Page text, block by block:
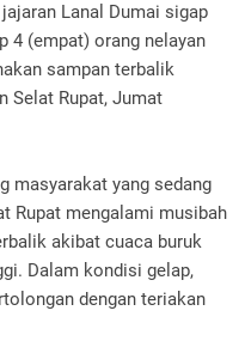
Lanal Dumai sigap
4 (empat) orang nelayan
sampan terbalik
Selat Rupat, Jumat
masyarakat yang sedang
Rupat mengalami musibah
akibat cuaca buruk
Dalam kondisi gelap,
dengan teriakan